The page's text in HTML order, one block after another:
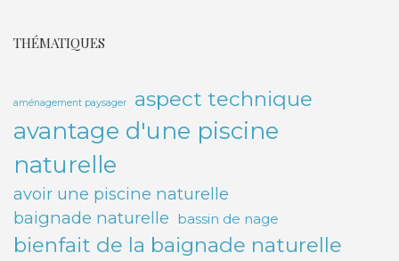
THÉMATIQUES
aménagement paysager aspect technique
avantage d'une piscine
naturelle
avoir une piscine naturelle
baignade naturelle bassin de nage
bienfait de la baignade naturelle